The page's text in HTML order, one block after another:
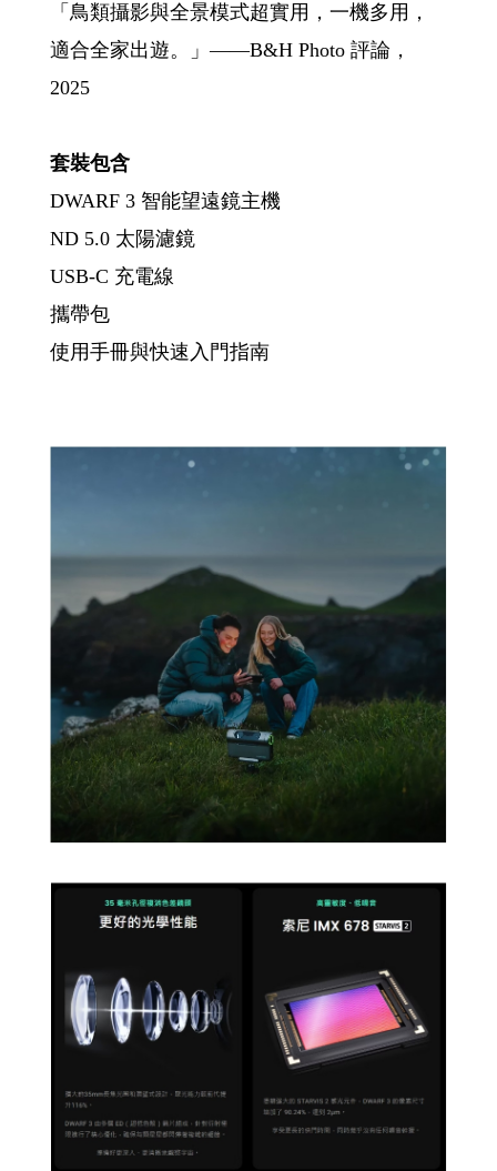
「鳥類攝影與全景模式超實用，一機多用，
適合全家出遊。」——B&H Photo 評論，
2025
套裝包含
DWARF 3 智能望遠鏡主機
ND 5.0 太陽濾鏡
USB-C 充電線
攜帶包
使用手冊與快速入門指南